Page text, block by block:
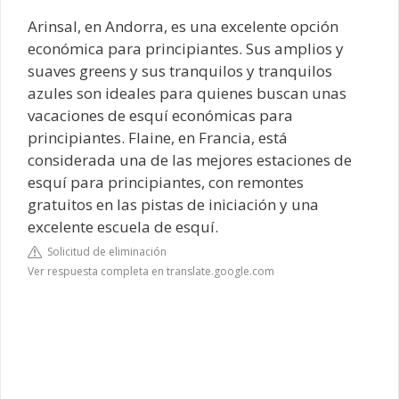
Arinsal, en Andorra, es una excelente opción
económica para principiantes. Sus amplios y
suaves greens y sus tranquilos y tranquilos
azules son ideales para quienes buscan unas
vacaciones de esquí económicas para
principiantes. Flaine, en Francia, está
considerada una de las mejores estaciones de
esquí para principiantes, con remontes
gratuitos en las pistas de iniciación y una
excelente escuela de esquí.
Solicitud de eliminación
Ver respuesta completa en translate.google.com